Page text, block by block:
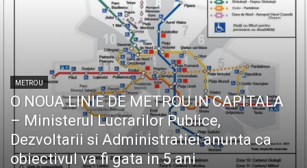
METROU
O NOUA LINIE DE METROU IN CAPITALA
– Ministerul Lucrarilor Publice,
Dezvoltarii si Administratiei anunta ca
obiectivul va fi gata in 5 ani